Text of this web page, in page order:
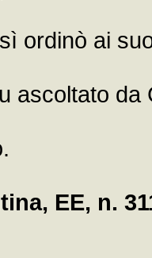
ai
da
EE, n.